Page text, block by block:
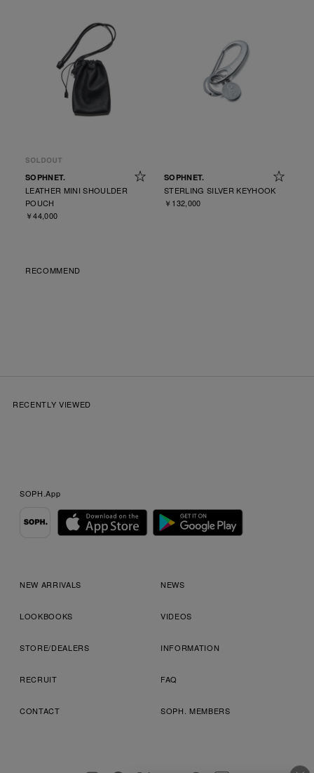
SOPHNET.
LEATHER MINI SHOULDER
POUCH
￥44,000
SOPHNET.
STERLING SILVER KEYHOOK
￥132,000
RECOMMEND
RECENTLY VIEWED
SOPH.App
NEW ARRIVALS NEWS
LOOKBOOKS VIDEOS
STORE/DEALERS INFORMATION
RECRUIT FAQ
CONTACT SOPH. MEMBERS